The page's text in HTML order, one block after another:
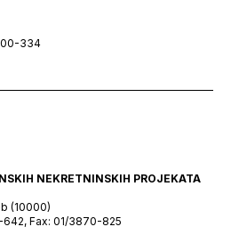
334
NEKRETNINSKIH PROJEKATA
(10000)
Fax: 01/3870-825